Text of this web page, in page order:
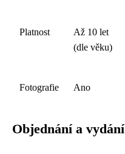
Platnost
Až 10 let
(dle věku)
Fotografie Ano
Objednání a vydání